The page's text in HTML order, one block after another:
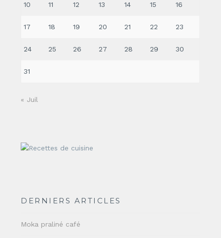
10 11 12 13 14 15 16
17 18 19 20 21 22 23
24 25 26 27 28 29 30
31
« Juil
DERNIERS ARTICLES
Moka praliné café